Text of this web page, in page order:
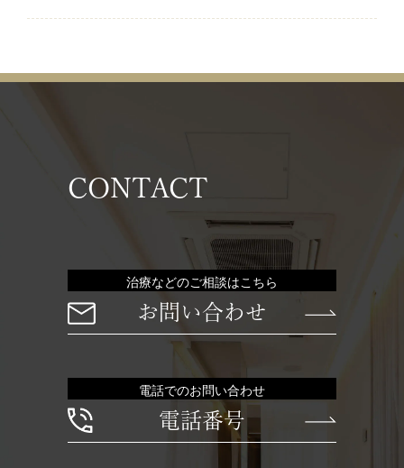
CONTACT
治療などのご相談はこちら
お問い合わせ
電話でのお問い合わせ
電話番号